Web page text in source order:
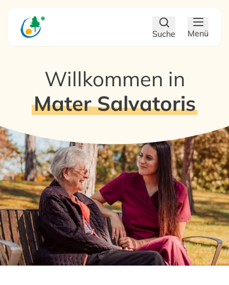
Zum Hauptinhalt
Zum Footer
Suche
Menü
Willkommen in
Mater Salvatoris